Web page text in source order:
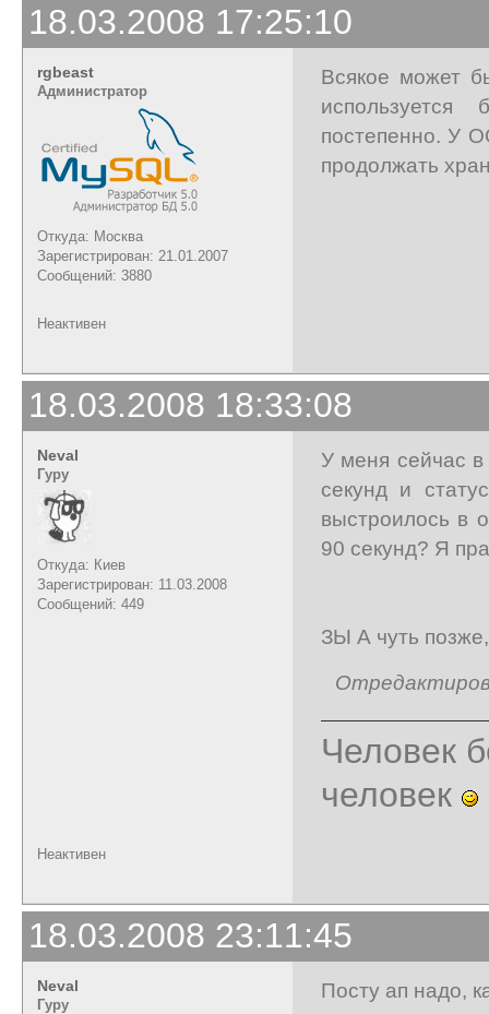
18.03.2008 17:25:10
rgbeast
Администратор
Откуда: Москва
Зарегистрирован: 21.01.2007
Сообщений: 3880
Всякое может
постепенно. У
продолжать
Неактивен
18.03.2008 18:33:08
Neval
Гуру
Откуда: Киев
Зарегистрирован: 11.03.2008
Сообщений: 449
У меня сейчас
секунд и
выстроилось в
90 секунд? Я
ЗЫ А чуть
Человек
человек
Неактивен
18.03.2008 23:11:45
Neval
Гуру
Посту ап надо,